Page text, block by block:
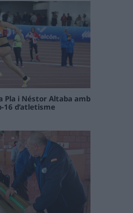
Pla i Néstor Altaba amb
16 d’atletisme